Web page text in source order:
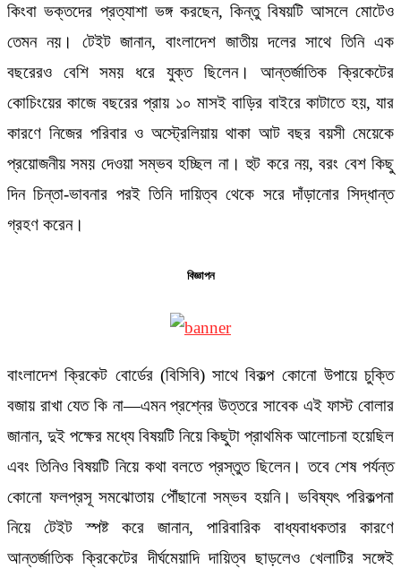
কিংবা ভক্তদের প্রত্যাশা ভঙ্গ করছেন, কিন্তু বিষয়টি আসলে মোটেও
তেমন নয়। টেইট জানান, বাংলাদেশ জাতীয় দলের সাথে তিনি এক
বছরেরও বেশি সময় ধরে যুক্ত ছিলেন। আন্তর্জাতিক ক্রিকেটের
কোচিংয়ের কাজে বছরের প্রায় ১০ মাসই বাড়ির বাইরে কাটাতে হয়, যার
কারণে নিজের পরিবার ও অস্ট্রেলিয়ায় থাকা আট বছর বয়সী মেয়েকে
প্রয়োজনীয় সময় দেওয়া সম্ভব হচ্ছিল না। হুট করে নয়, বরং বেশ কিছু
দিন চিন্তা-ভাবনার পরই তিনি দায়িত্ব থেকে সরে দাঁড়ানোর সিদ্ধান্ত
গ্রহণ করেন।
বিজ্ঞাপন
বাংলাদেশ ক্রিকেট বোর্ডের (বিসিবি) সাথে বিকল্প কোনো উপায়ে চুক্তি
বজায় রাখা যেত কি না—এমন প্রশ্নের উত্তরে সাবেক এই ফাস্ট বোলার
জানান, দুই পক্ষের মধ্যে বিষয়টি নিয়ে কিছুটা প্রাথমিক আলোচনা হয়েছিল
এবং তিনিও বিষয়টি নিয়ে কথা বলতে প্রস্তুত ছিলেন। তবে শেষ পর্যন্ত
কোনো ফলপ্রসূ সমঝোতায় পৌঁছানো সম্ভব হয়নি। ভবিষ্যৎ পরিকল্পনা
নিয়ে টেইট স্পষ্ট করে জানান, পারিবারিক বাধ্যবাধকতার কারণে
আন্তর্জাতিক ক্রিকেটের দীর্ঘমেয়াদি দায়িত্ব ছাড়লেও খেলাটির সঙ্গেই